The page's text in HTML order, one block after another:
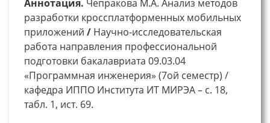
Аннотация. Чепракова М.А. Анализ методов
разработки кроссплатформенных мобильных
приложений / Научно-исследовательская
работа направления профессиональной
подготовки бакалавриата 09.03.04
«Программная инженерия» (7ой семестр) /
кафедра ИППО Института ИТ МИРЭА – с. 18,
табл. 1, ист. 69.